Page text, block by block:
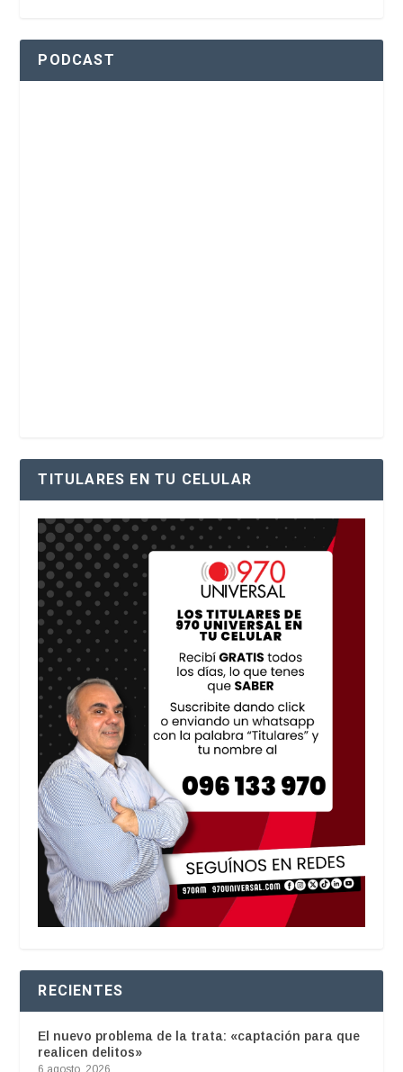
PODCAST
TITULARES EN TU CELULAR
RECIENTES
El nuevo problema de la trata: «captación para que
realicen delitos»
6 agosto, 2026